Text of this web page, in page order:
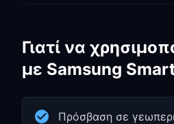
Γιατί να
με Samsung
Πρόσβαση σε